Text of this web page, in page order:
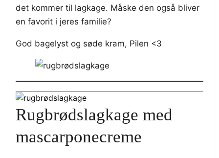
det kommer til lagkage. Måske den også bliver
en favorit i jeres familie?
God bagelyst og søde kram, Pilen <3
Rugbrødslagkage med
mascarponecreme